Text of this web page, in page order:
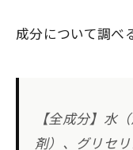
成分について調べ
【全成分】水
剤）、グリセ